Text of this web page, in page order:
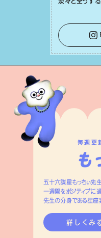
淡々と全うす
⾔葉に流され
レーキをかける
えが、あなた
はずです。
毎週更
五十六謀星もっちぃ先
一週間をポジティブに
先生の分身である星座
詳しくみ